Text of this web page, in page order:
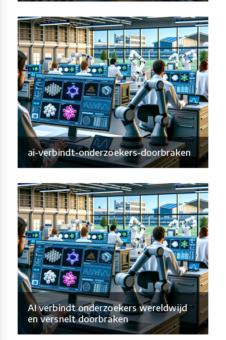
ai-verbindt-onderzoekers-doorbraken
AI verbindt onderzoekers wereldwijd
en versnelt doorbraken